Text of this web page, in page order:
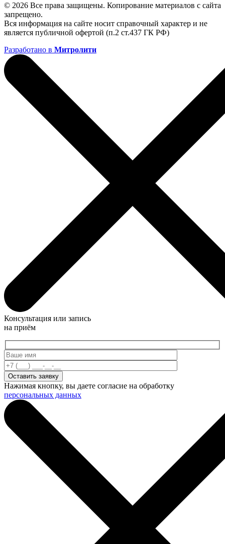
© 2026 Все права защищены. Копирование материалов с сайта
запрещено.
Вся информация на сайте носит справочный характер и не
является публичной офертой (п.2 ст.437 ГК РФ)
Разработано в Митролити
Консультация или запись
на приём
Нажимая кнопку, вы даете согласие на обработку
персональных данных